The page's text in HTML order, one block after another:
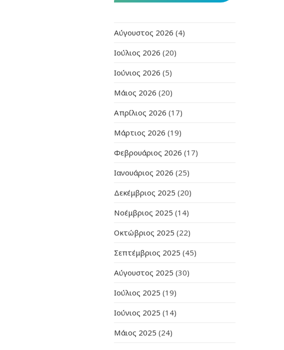
Αύγουστος 2026 (4)
Ιούλιος 2026 (20)
Ιούνιος 2026 (5)
Μάιος 2026 (20)
Απρίλιος 2026 (17)
Μάρτιος 2026 (19)
Φεβρουάριος 2026 (17)
Ιανουάριος 2026 (25)
Δεκέμβριος 2025 (20)
Νοέμβριος 2025 (14)
Οκτώβριος 2025 (22)
Σεπτέμβριος 2025 (45)
Αύγουστος 2025 (30)
Ιούλιος 2025 (19)
Ιούνιος 2025 (14)
Μάιος 2025 (24)